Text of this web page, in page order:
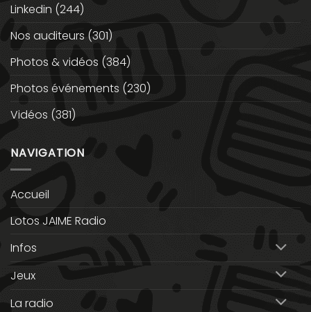
Linkedin (244)
Nos auditeurs (301)
Photos & vidéos (384)
Photos événements (230)
Vidéos (381)
NAVIGATION
Accueil
Lotos JAIME Radio
Infos
Jeux
La radio